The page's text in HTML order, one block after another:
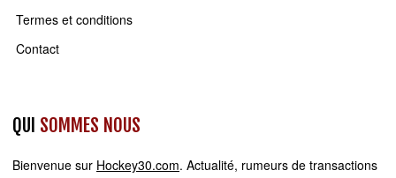
Termes et conditions
Contact
QUI SOMMES NOUS
Bienvenue sur Hockey30.com. Actualité, rumeurs de transactions